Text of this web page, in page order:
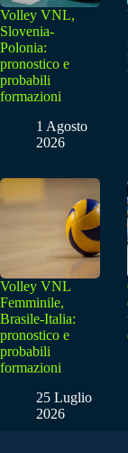
Volley VNL,
Slovenia-
Polonia:
pronostico e
probabili
formazioni
1 Agosto
2026
Volley VNL
Femminile,
Brasile-Italia:
pronostico e
probabili
formazioni
25 Luglio
2026